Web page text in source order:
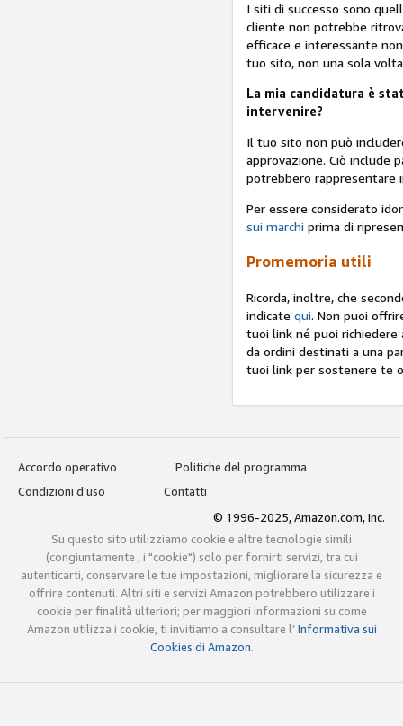
I siti di successo sono
cliente non potrebbe
efficace e interessante
tuo sito, non una sola
La mia candidatura è
intervenire?
Il tuo sito non può
approvazione. Ciò include
potrebbero rappresentare
Per essere considerato
sui marchiprima di
Promemoria utili
Ricorda, inoltre, che
indicate qui. Non puoi
tuoi link né puoi
da ordini destinati a una
tuoi link per sostenere te
Accordo operativo
Politiche del programma
Condizioni d’uso
Contatti
© 1996-2025, Amazon.com, Inc.
Su questo sito utilizziamo cookie e altre tecnologie simili
(congiuntamente , i "cookie") solo per fornirti servizi, tra cui
autenticarti, conservare le tue impostazioni, migliorare la sicurezza e
offrire contenuti. Altri siti e servizi Amazon potrebbero utilizzare i
cookie per finalità ulteriori; per maggiori informazioni su come
Amazon utilizza i cookie, ti invitiamo a consultare l’Informativa sui
Cookies di Amazon.